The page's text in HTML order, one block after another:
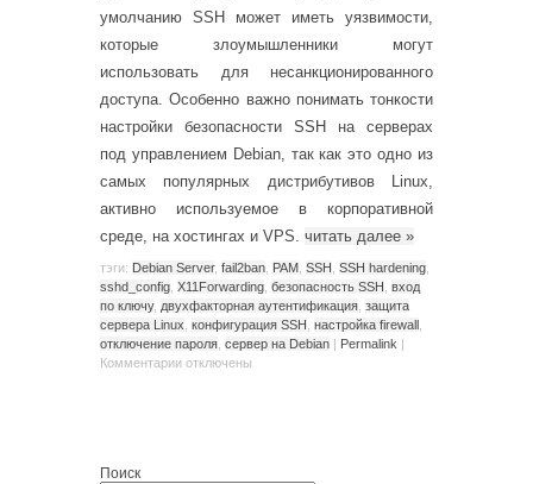
умолчанию SSH может иметь уязвимости,
которые злоумышленники могут
использовать для несанкционированного
доступа. Особенно важно понимать тонкости
настройки безопасности SSH на серверах
под управлением Debian, так как это одно из
самых популярных дистрибутивов Linux,
активно используемое в корпоративной
среде, на хостингах и VPS. читать далее »
тэги: Debian Server, fail2ban PAM SSH SSH hardening
sshd_config X11Forwarding безопасность SSH вход
по ключу, двухфакторная аутентификация защита
сервера Linux конфигурация SSH настройка firewall
отключение пароля сервер на Debian | Permalink |
Комментарии отключены
Поиск